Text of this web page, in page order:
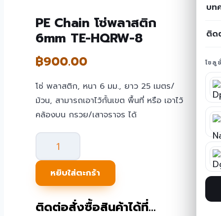
บท
ติด
โซลู
PE Chain โซ่พลาสติก
6mm TE-HQRW-8
฿900.00
โซ่ พลาสติก, หนา 6 มม., ยาว 25 เมตร/
ม้วน, สามารถเอาไว้กั้นเขต พื้นที่ หรือ เอาไว้
คล้องบน กรวย/เสาจราจร ได้
จำนวน
Chain
โซ่
พลาสติก
6mm
หยิบใส่ตะกร้า
ติดต่อสั่งซื้อสินค้าได้ที่…